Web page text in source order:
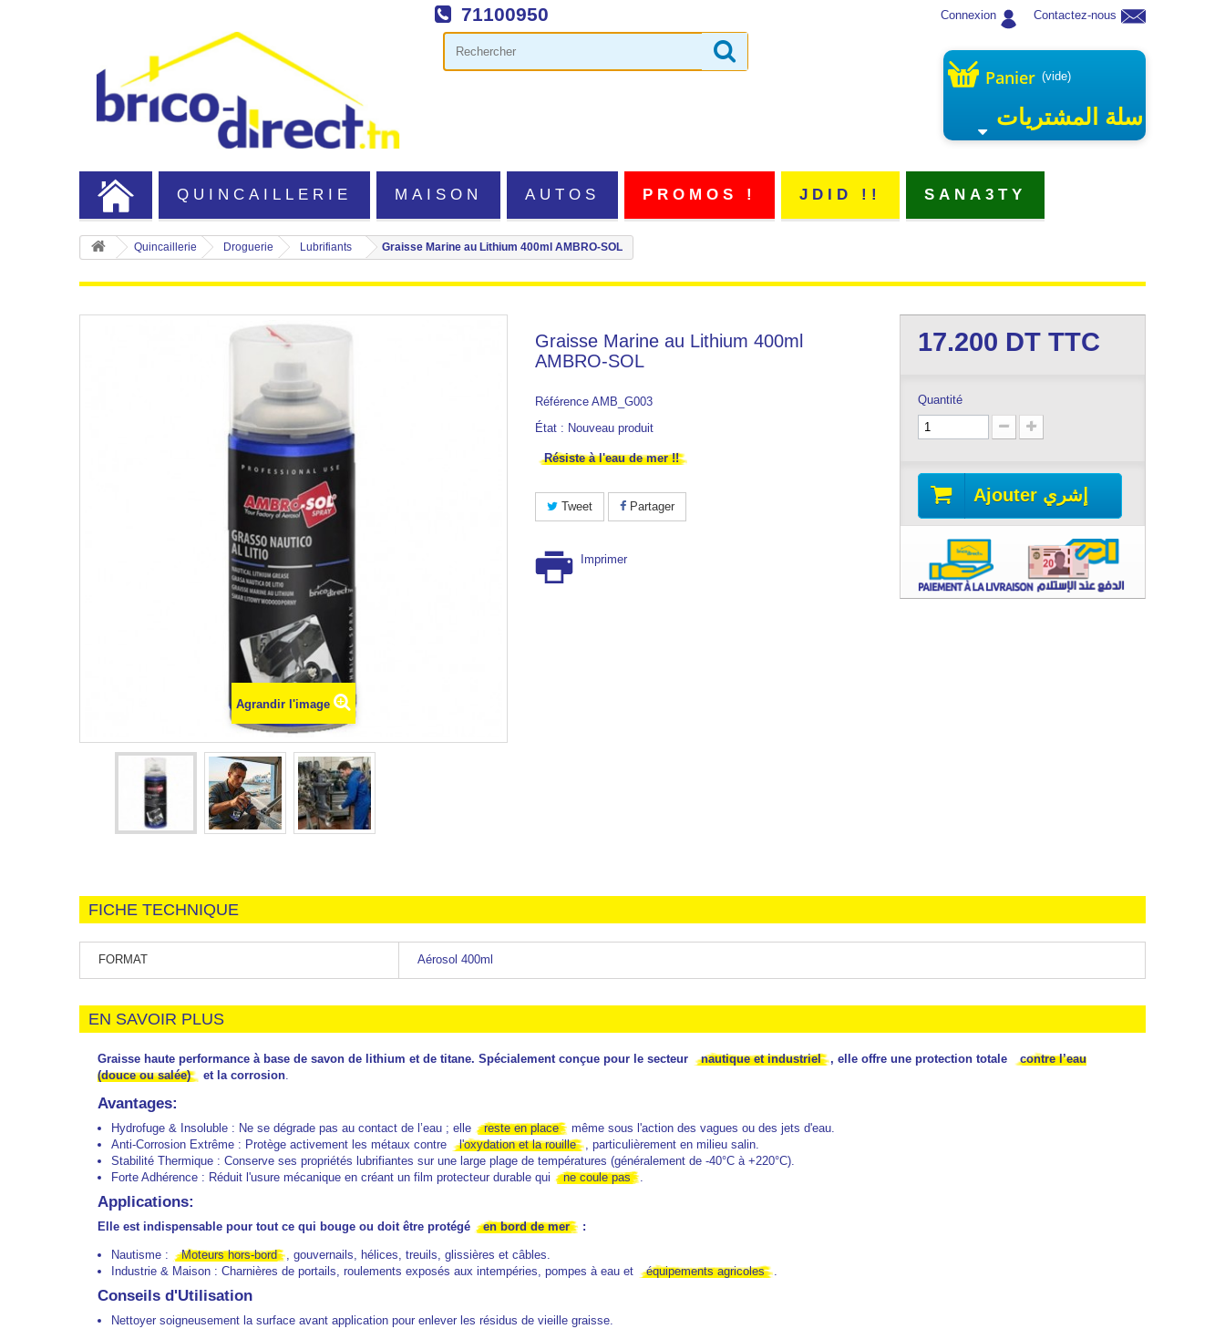
Contactez-nous
71100950 Connexion
Panier (vide)
سلة المشتريات
QUINCAILLERIE MAISON AUTOS PROMOS ! JDID !! SANA3TY
Quincaillerie Droguerie Lubrifiants Graisse Marine au Lithium 400ml AMBRO-SOL
Agrandir l'image
Graisse Marine au Lithium 400ml
AMBRO-SOL
Référence AMB_G003
État : Nouveau produit
Résiste à l'eau de mer !!
Tweet Partager
Imprimer
17.200 DT TTC
Quantité
Ajouter إشري
FICHE TECHNIQUE
FORMAT Aérosol 400ml
EN SAVOIR PLUS
Graisse haute performance à base de savon de lithium et de titane. Spécialement conçue pour le secteur nautique et industriel , elle offre une protection totale
contre l’eau
(douce ou salée)
et la corrosion.
Avantages:
Hydrofuge & Insoluble : Ne se dégrade pas au contact de l’eau ; elle reste en place
même sous l'action des vagues ou des jets d'eau.
Anti-Corrosion Extrême : Protège activement les métaux contre
l'oxydation et la rouille
, particulièrement en milieu salin.
Stabilité Thermique : Conserve ses propriétés lubrifiantes sur une large plage de températures (généralement de -40°C à +220°C).
Forte Adhérence : Réduit l'usure mécanique en créant un film protecteur durable qui
ne coule pas .
Applications:
Elle est indispensable pour tout ce qui bouge ou doit être protégé en bord de mer :
Nautisme : Moteurs hors-bord
, gouvernails, hélices, treuils, glissières et câbles.
Industrie & Maison : Charnières de portails, roulements exposés aux intempéries, pompes à eau et
équipements agricoles .
Conseils d'Utilisation
Nettoyer soigneusement la surface avant application pour enlever les résidus de vieille graisse.